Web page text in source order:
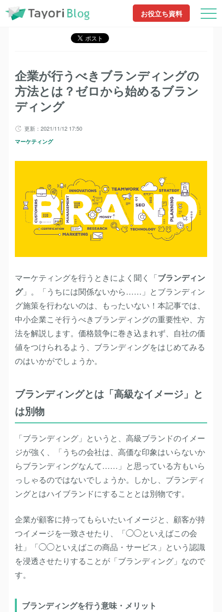
お役立ち資料
TayoriBlog 記事一覧
企業が行うべきブランディングの方法とは？ゼロから始
めるブランディング
企業が行うべきブランディングの
方法とは？ゼロから始めるブラン
ディング
更新：2021/11/12 17:50
マーケティング
マーケティングを行うときによく聞く「ブランディン
グ」。「うちには関係ないから……」とブランディン
グ施策を行わないのは、もったいない！本記事では、
中小企業こそ行うべきブランディングの重要性や、方
法を解説します。価格競争に巻き込まれず、自社の価
値をつけられるよう、ブランディングをはじめてみる
のはいかがでしょうか。
ブランディングとは「高級なイメージ」と
は別物
「ブランディング」というと、高級ブランドのイメー
ジが強く、「うちの会社は、高価な印象はいらないか
らブランディングなんて……」と思っている方もいら
っしゃるのではないでしょうか。しかし、ブランディ
ングとはハイブランドにすることとは別物です。
企業が顧客に持ってもらいたいイメージと、顧客が持
つイメージを一致させたり、「◯◯といえばこの会
社」「◯◯といえばこの商品・サービス」という認識
を浸透させたりすることが「ブランディング」なので
す。
ブランディングを行う意味・メリット